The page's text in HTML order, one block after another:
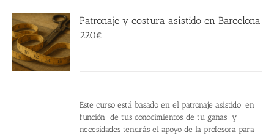
Patronaje y costura asistido en Barcelona
220€
Este curso está basado en el patronaje asistido: en
función de tus conocimientos, de tu ganas y
necesidades tendrás el apoyo de la profesora para